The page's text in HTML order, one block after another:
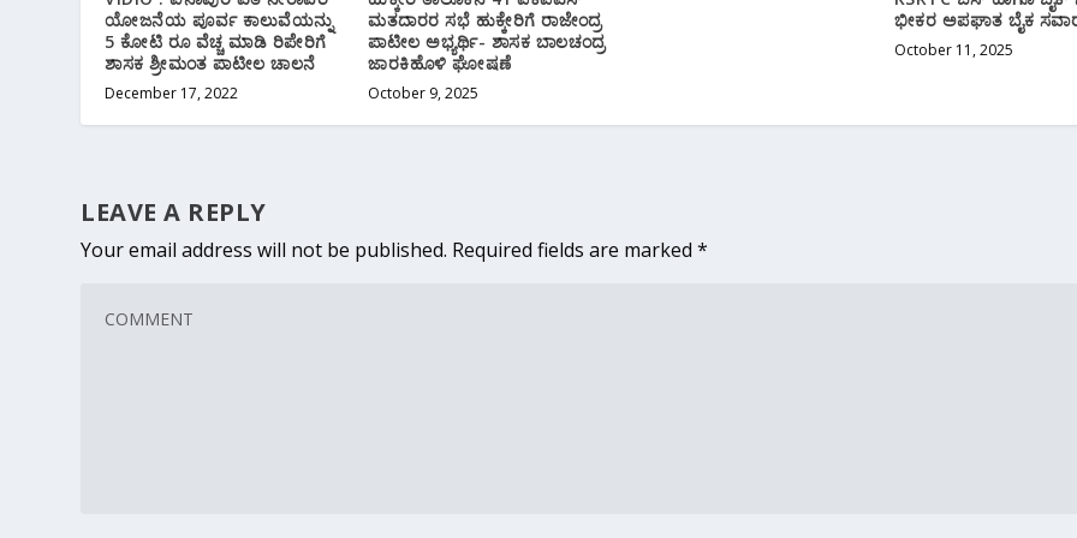
ಯೋಜನೆಯ ಪೂರ್ವ ಕಾಲುವೆಯನ್ನು
5 ಕೋಟಿ ರೂ ವೆಚ್ಚ ಮಾಡಿ ರಿಪೇರಿಗೆ
ಶಾಸಕ ಶ್ರೀಮಂತ ಪಾಟೀಲ ಚಾಲನೆ
December 17, 2022
ಮತದಾರರ ಸಭೆ ಹುಕ್ಕೇರಿಗೆ ರಾಜೇಂದ್ರ
ಪಾಟೀಲ ಅಭ್ಯರ್ಥಿ- ಶಾಸಕ ಬಾಲಚಂದ್ರ
ಜಾರಕಿಹೊಳಿ ಘೋಷಣೆ
October 9, 2025
ಭೀಕರ ಅಪಘಾತ ಬೈಕ
October 11, 2025
LEAVE A REPLY
Your email address will not be published. Required fields are marked*